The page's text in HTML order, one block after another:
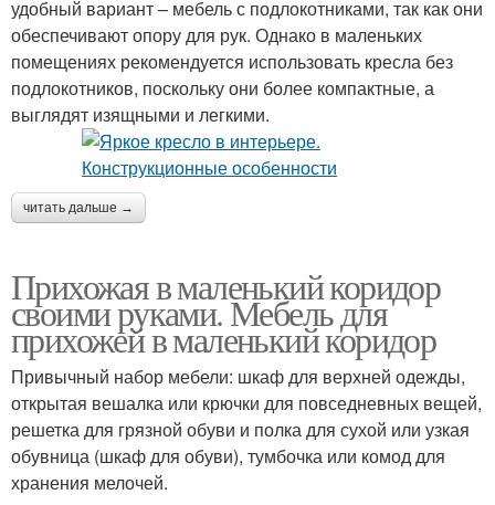
удобный вариант – мебель с подлокотниками, так как они
обеспечивают опору для рук. Однако в маленьких
помещениях рекомендуется использовать кресла без
подлокотников, поскольку они более компактные, а
выглядят изящными и легкими.
читать дальше →
Прихожая в маленький коридор
своими руками. Мебель для
прихожей в маленький коридор
Привычный набор мебели: шкаф для верхней одежды,
открытая вешалка или крючки для повседневных вещей,
решетка для грязной обуви и полка для сухой или узкая
обувница (шкаф для обуви), тумбочка или комод для
хранения мелочей.